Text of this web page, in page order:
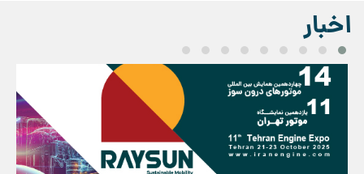
اخبار